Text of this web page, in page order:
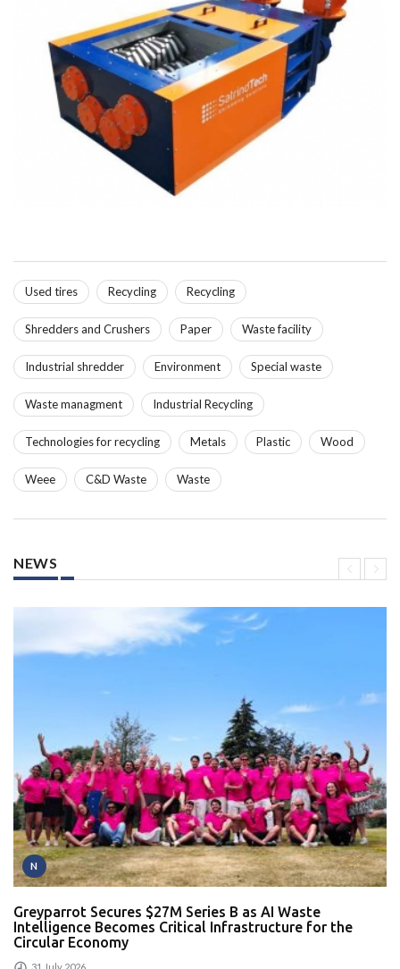
Used tires Recycling Recycling
Shredders and Crushers Paper Waste facility
Industrial shredder Environment Special waste
Waste managment Industrial Recycling
Technologies for recycling Metals Plastic Wood
Weee C&D Waste Waste
NEWS
N
Greyparrot Secures $27M Series B as AI Waste
Intelligence Becomes Critical Infrastructure for the
Circular Economy
31 July 2026